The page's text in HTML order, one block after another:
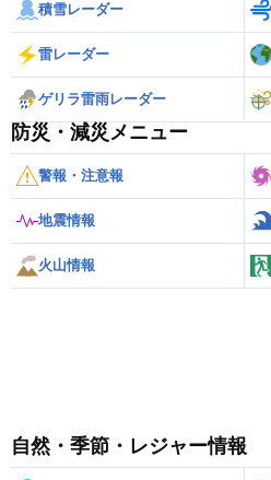
積雪レーダー
雷レーダー
ゲリラ雷雨レーダー
防災・減災メニュー
警報・注意報
地震情報
火山情報
自然・季節・レジャー情報